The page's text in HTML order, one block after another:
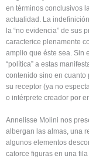
en términos conclusivos
actualidad. La
la “no evidencia” de sus
caracterice plenamente
amplio que éste sea. Sin
“política” a estas
contenido sino en cuanto
su receptor (ya no
o intérprete creador por
Annelisse Molini nos
albergan las almas, una
algunos elementos
catorce figuras en una